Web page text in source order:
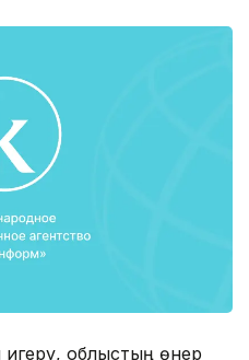
игеру, облыстың өнер